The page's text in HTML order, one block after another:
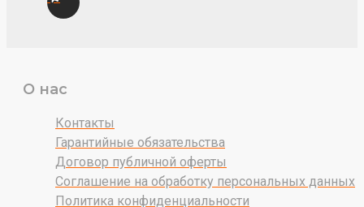
О нас
Контакты
Гарантийные обязательства
Договор публичной оферты
Соглашение на обработку персональных данных
Политика конфиденциальности